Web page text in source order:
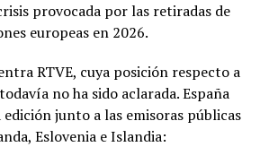
provocada por las retiradas de
europeas en 2026.
RTVE, cuya posición respecto a
no ha sido aclarada. España
junto a las emisoras públicas
Eslovenia e Islandia: